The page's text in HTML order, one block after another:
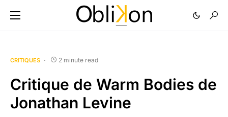
CRITIQUES 2 minute read
Critique de Warm Bodies de
Jonathan Levine